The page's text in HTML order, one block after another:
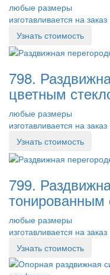
любые размеры
изготавливается на заказ
Узнать стоимость
798.
цветным
любые размеры
изготавливается на заказ
Узнать стоимость
799.
тонированным
любые размеры
изготавливается на заказ
Узнать стоимость